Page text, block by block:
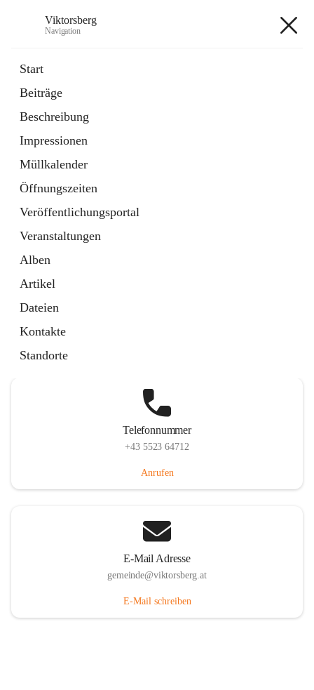
Viktorsberg
Navigation
Start
Beiträge
Beschreibung
Impressionen
Müllkalender
Öffnungszeiten
Veröffentlichungsportal
Veranstaltungen
Alben
Artikel
Dateien
Kontakte
Standorte
1 Schnellzugriff
Bürgerservice
10 Schnellzugriffe
Telefonnummer
+43 5523 64712
Anrufen
E-Mail Adresse
gemeinde@viktorsberg.at
E-Mail schreiben